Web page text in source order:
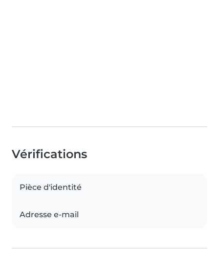
Vérifications
Pièce d'identité
Adresse e-mail